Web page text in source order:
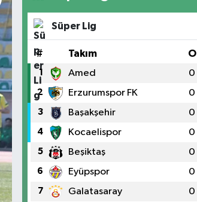
Süper Lig
# Takım O
1 Amed 0
2 Erzurumspor FK 0
3 Başakşehir 0
4 Kocaelispor 0
5 Beşiktaş 0
6 Eyüpspor 0
7 Galatasaray 0